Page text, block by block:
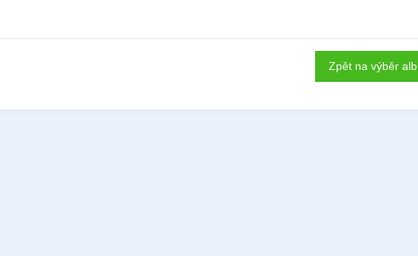
Zpět na výběr alb